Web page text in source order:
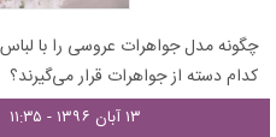
چگونه مدل جواهرات عروسی را با
کدام دسته از جواهرات قرار می‌گیرند؟
۱۳ آبان ۱۳۹۶ - ۱۱:۳۵